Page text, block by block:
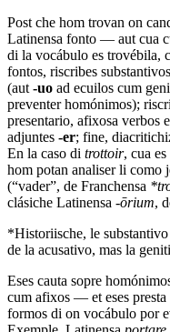
Post che hom trovan on
Latinensa fonto — aut cua
di la vocábulo es trovébila,
fontos, riscribes
(aut -uo ad ecuilos cum
preventer homónimos);
presentario, afixosa verbos
adjuntes -er; fine,
En la caso di trottoir, cua
hom potan analiser li como
(“vader”, de Franchensa
clásiche Latinensa -ōrium,
*Historiische, le
de la acusativo, mas la
Eses cauta sopre
cum afixos — et eses
formos di on vocábulo por